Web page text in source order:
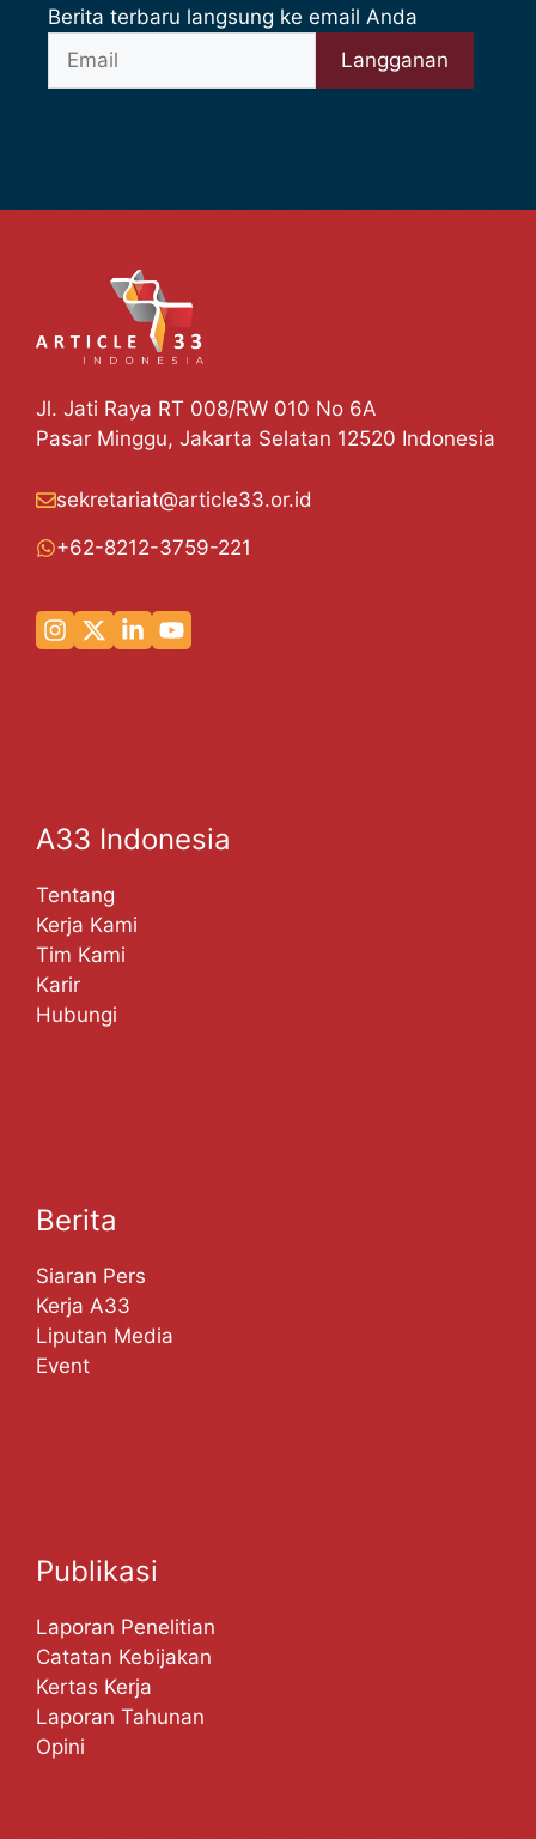
Berita terbaru langsung ke email Anda
Jl. Jati Raya RT 008/RW 010 No 6A
Pasar Minggu, Jakarta Selatan 12520 Indonesia
sekretariat@article33.or.id
+62-8212-3759-221
A33 Indonesia
Tentang
Kerja Kami
Tim Kami
Karir
Hubungi
Berita
Siaran Pers
Kerja A33
Liputan Media
Event
Publikasi
Laporan Penelitian
Catatan Kebijakan
Kertas Kerja
Laporan Tahunan
Opini